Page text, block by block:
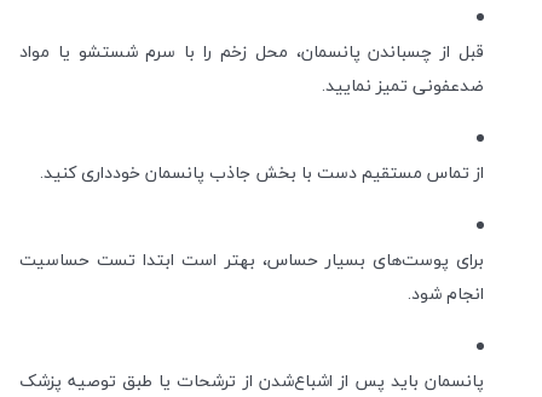
قبل از چسباندن پانسمان، محل زخم را با سرم شستشو یا مواد
ضدعفونی تمیز نمایید.
از تماس مستقیم دست با بخش جاذب پانسمان خودداری کنید.
برای پوست‌های بسیار حساس، بهتر است ابتدا تست حساسیت
انجام شود.
پانسمان باید پس از اشباع‌شدن از ترشحات یا طبق توصیه پزشک